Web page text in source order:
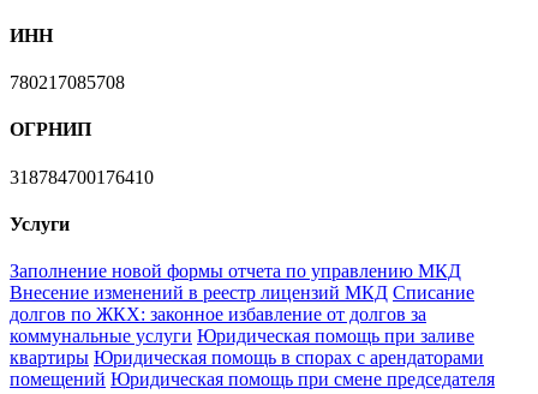
ИНН
780217085708
ОГРНИП
318784700176410
Услуги
Заполнение новой формы отчета по управлению МКД
Внесение изменений в реестр лицензий МКД Списание
долгов по ЖКХ: законное избавление от долгов за
коммунальные услуги Юридическая помощь при заливе
квартиры Юридическая помощь в спорах с арендаторами
помещений Юридическая помощь при смене председателя